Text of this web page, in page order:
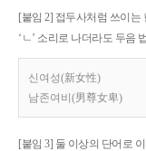
[붙임 2] 접두사처럼 쓰이
‘ㄴ’ 소리로 나더라도 두음
신여성(新女性)
남존여비(男尊女卑)
[붙임 3] 둘 이상의 단어로